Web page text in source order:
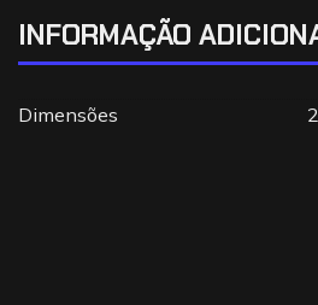
INFORMAÇÃO
Dimensões